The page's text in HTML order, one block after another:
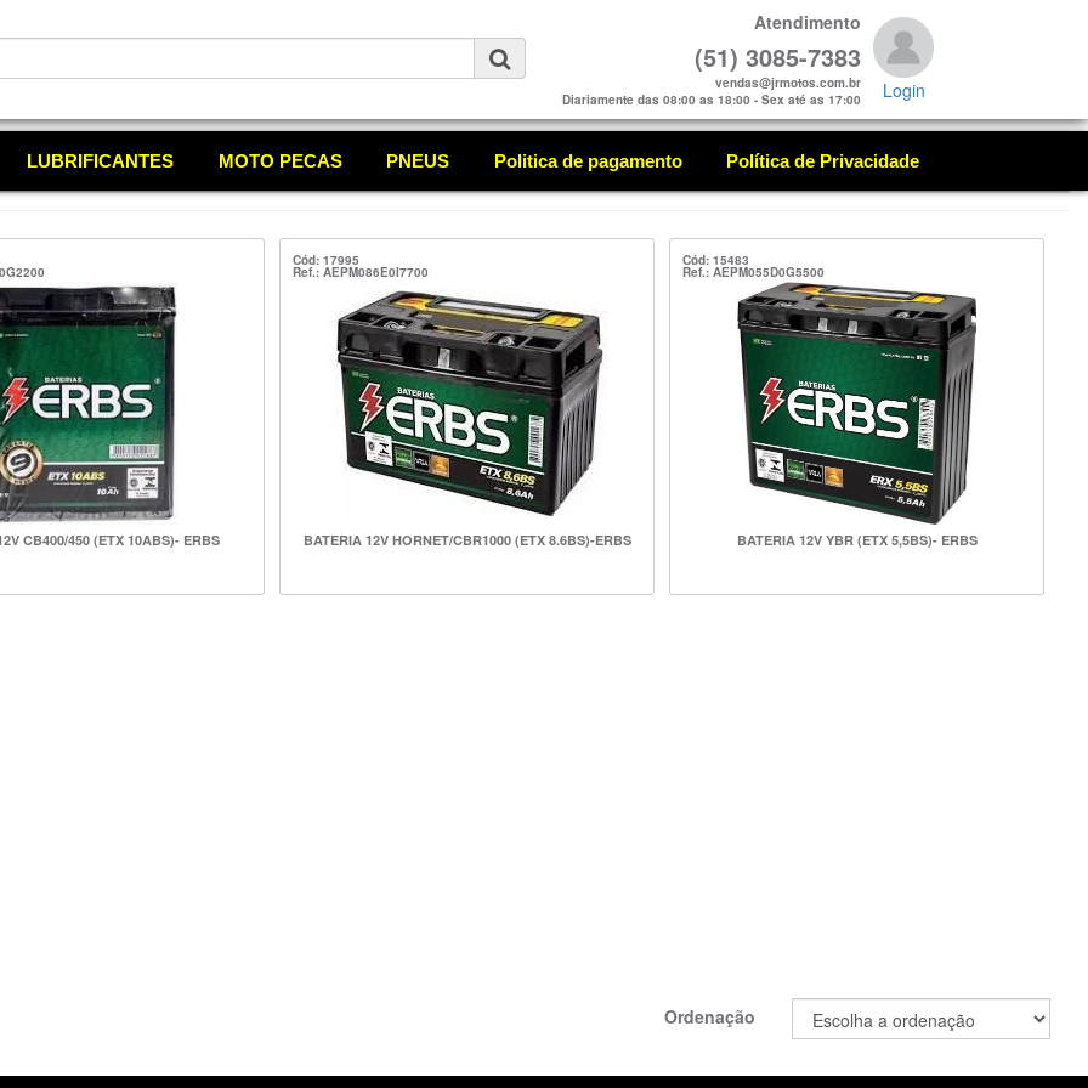
Atendimento
(51) 3085-7383
vendas@jrmotos.com.br
Diariamente das 08:00 as 18:00 - Sex até as 17:00
Login
LUBRIFICANTES MOTO PECAS PNEUS Politica de pagamento Política de Privacidade
CB400/450 (ETX 10ABS)- ERBS
Cód: 17995
Ref.: AEPM086E0I7700
BATERIA 12V HORNET/CBR1000 (ETX 8.6BS)-ERBS
Cód: 15483
Ref.: AEPM055D0G5500
BATERIA 12V YBR (ETX 5,5BS)- ERBS
Ordenação